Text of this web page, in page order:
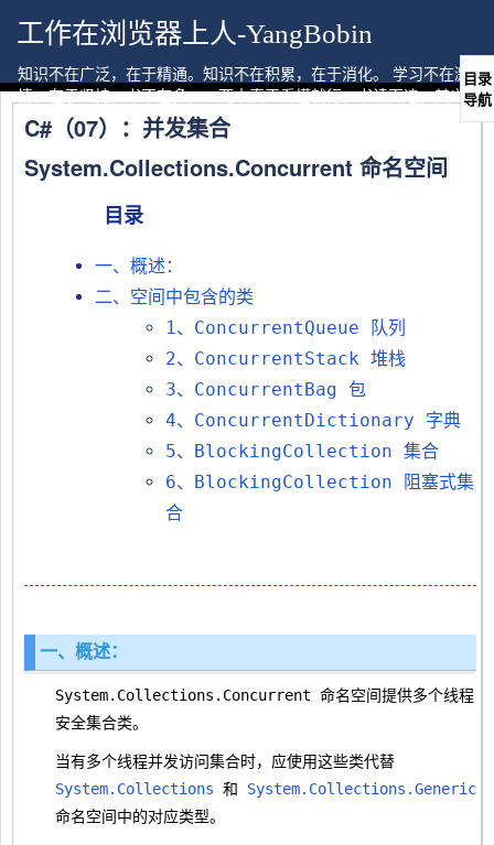
工作在浏览器上人-YangBobin
知识不在广泛，在于精通。知识不在积累，在于消化。 学习不在激
情，在于坚持。书不在多，一两本真正看懂就行。书读百遍，其义自
现。
C#（07）：并发集合
System.Collections.Concurrent 命名空间
目录
一、概述：
二、空间中包含的类
1、ConcurrentQueue 队列
2、ConcurrentStack 堆栈
3、ConcurrentBag 包
4、ConcurrentDictionary 字典
5、BlockingCollection 集合
6、BlockingCollection 阻塞式集
合
一、概述：
System.Collections.Concurrent 命名空间提供多个线程
安全集合类。
当有多个线程并发访问集合时，应使用这些类代替
System.Collections 和 System.Collections.Generic
命名空间中的对应类型。
目录
导航